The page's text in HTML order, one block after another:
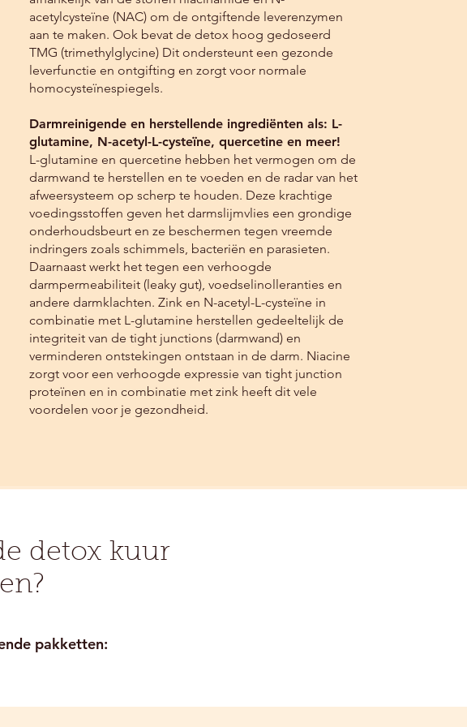
acetylcysteïne (NAC) om de ontgiftende leverenzymen
aan te maken. Ook bevat de detox hoog gedoseerd
TMG (trimethylglycine) Dit ondersteunt een gezonde
leverfunctie en ontgifting en zorgt voor normale
homocysteïnespiegels.
Darmreinigende en herstellende ingrediënten als: L-
glutamine, N-acetyl-L-cysteïne, quercetine en meer!
L-glutamine en quercetine hebben het vermogen om de
darmwand te herstellen en te voeden en de radar van het
afweersysteem op scherp te houden. Deze krachtige
voedingsstoffen geven het darmslijmvlies een grondige
onderhoudsbeurt en ze beschermen tegen vreemde
indringers zoals schimmels, bacteriën en parasieten.
Daarnaast werkt het tegen een verhoogde
darmpermeabiliteit (leaky gut), voedselinolleranties en
andere darmklachten. Zink en N-acetyl-L-cysteïne in
combinatie met L-glutamine herstellen gedeeltelijk de
integriteit van de tight junctions (darmwand) en
verminderen ontstekingen ontstaan in de darm. Niacine
zorgt voor een verhoogde expressie van tight junction
proteïnen en in combinatie met zink heeft dit vele
voordelen voor je gezondheid.
detox kuur
pakketten: